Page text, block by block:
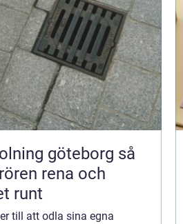
göteborg så
rena och
runt
till att odla sina egna